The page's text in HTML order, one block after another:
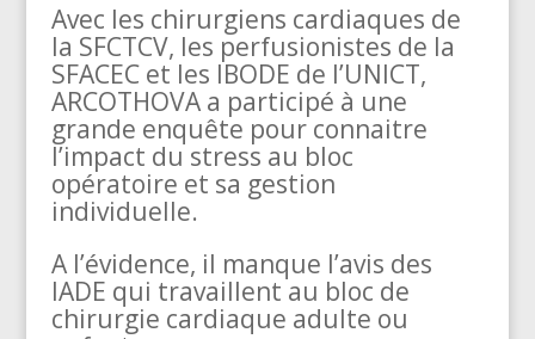
Avec les chirurgiens cardiaques de
la SFCTCV, les perfusionistes de la
SFACEC et les IBODE de l’UNICT,
ARCOTHOVA a participé à une
grande enquête pour connaitre
l’impact du stress au bloc
opératoire et sa gestion
individuelle.
A l’évidence, il manque l’avis des
IADE qui travaillent au bloc de
chirurgie cardiaque adulte ou